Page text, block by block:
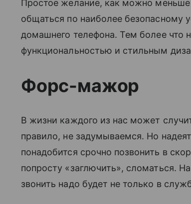
Простое желание, как можно меньше
общаться по наиболее безопасному
домашнего телефона. Тем более что
функциональностью и стильным
Форс-мажор
В жизни каждого из нас может
правило, не задумываемся. Но
понадобится срочно позвонить в
попросту «заглючить», сломаться.
звонить надо будет не только в